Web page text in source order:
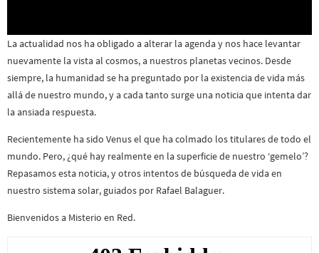
La actualidad nos ha obligado a alterar la agenda y nos hace levantar
nuevamente la vista al cosmos, a nuestros planetas vecinos. Desde
siempre, la humanidad se ha preguntado por la existencia de vida más
allá de nuestro mundo, y a cada tanto surge una noticia que intenta dar
la ansiada respuesta.
Recientemente ha sido Venus el que ha colmado los titulares de todo el
mundo. Pero, ¿qué hay realmente en la superficie de nuestro ‘gemelo’?
Repasamos esta noticia, y otros intentos de búsqueda de vida en
nuestro sistema solar, guiados por Rafael Balaguer.
Bienvenidos a Misterio en Red.